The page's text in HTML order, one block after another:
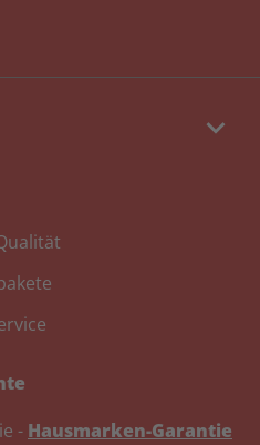
keyboard_arrow_down
- Hausmarken-Garantie